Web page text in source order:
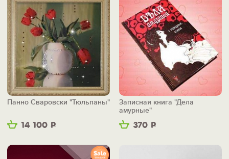
14 100 Р
Панно Сваровски "Тюльпаны"
370 Р
Записная книга "Дела
амурные"